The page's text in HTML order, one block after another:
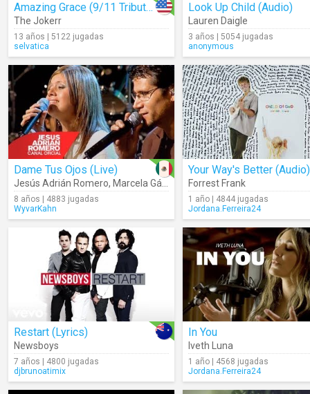
Amazing Grace (9/11 Tribute)
The Jokerr
13 años | 5122 jugadas
selvatica
Look Up Child (Audio)
Lauren Daigle
3 años | 5054 jugadas
anonymous
Dame Tus Ojos (Live)
Jesús Adrián Romero, Marcela Gándara
8 años | 4883 jugadas
WyvarKahn
Your Way's Better (Audio)
Forrest Frank
1 año | 4844 jugadas
Jordana.Ferreira24
Restart (Lyrics)
Newsboys
7 años | 4800 jugadas
djbrunoatimix
In You
Iveth Luna
1 año | 4568 jugadas
Jordana.Ferreira24